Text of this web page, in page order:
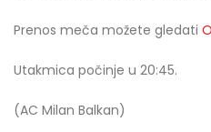
Prenos meča možete gledati
Utakmica počinje u 20:45.
(AC Milan Balkan)